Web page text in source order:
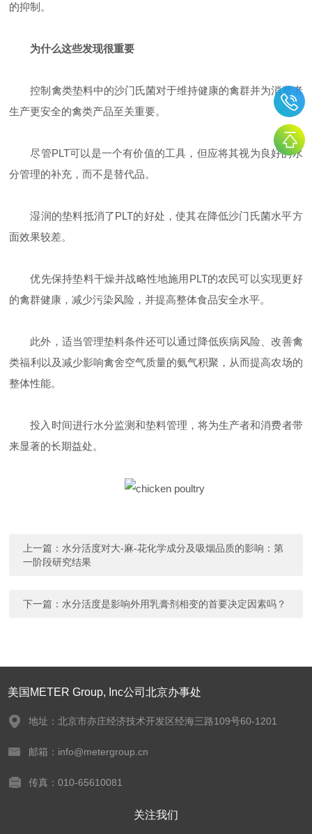
的抑制。
为什么这些发现很重要
控制禽类垫料中的沙门氏菌对于维持健康的禽群并为消费者
生产更安全的禽类产品至关重要。
尽管PLT可以是一个有价值的工具，但应将其视为良好的水
分管理的补充，而不是替代品。
湿润的垫料抵消了PLT的好处，使其在降低沙门氏菌水平方
面效果较差。
优先保持垫料干燥并战略性地施用 PLT的农民可以实现更好
的禽群健康 ，减少污染风险，并提高整体食品安全水平。
此外，适当管理垫料条件还可以通过降低疾病风险、改善禽
类福利以及减少影响禽舍空气质量的氨气积聚，从而提高农场的
整体性能。
投入时间进行水分监测和垫料管理，将为生产者和消费者带
来显著的长期益处。
上一篇： 水分活度对大-麻-花化学成分及吸烟品质的影响：第
一阶段研究结果
下一篇： 水分活度是影响外用乳膏剂相变的首要决定因素吗？
美国METER Group, Inc公司北京办事处
地址：北京市亦庄经济技术开发区经海三路109号60-1201
邮箱：info@metergroup.cn
传真：010-65610081
关注我们